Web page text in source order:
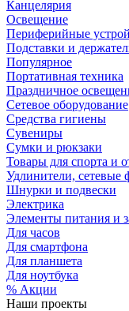
Канцелярия
Освещение
Периферийные
Подставки и
Популярное
Портативная техника
Праздничное
Сетевое оборудование
Средства гигиены
Сувениры
Сумки и рюкзаки
Товары для спорта и
Удлинители, сетевые
Шнурки и подвески
Электрика
Элементы питания и
Для часов
Для смартфона
Для планшета
Для ноутбука
% Акции
Наши проекты